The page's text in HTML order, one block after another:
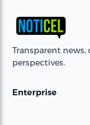
Transparent
perspectives.
Enterprise